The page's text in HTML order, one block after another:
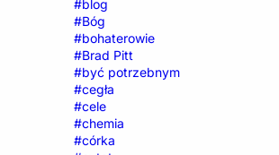
#blog
#Bóg
#bohaterowie
#Brad Pitt
#być potrzebnym
#cegła
#cele
#chemia
#córka